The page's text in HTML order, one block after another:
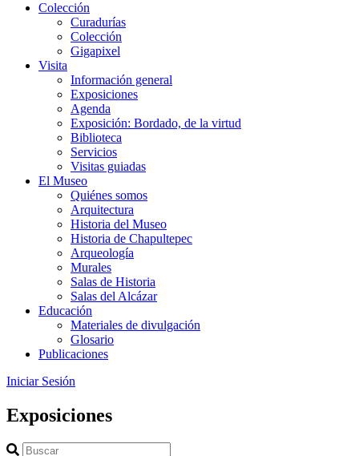
Colección
Curadurías
Colección
Gigapixel
Visita
Información general
Exposiciones
Agenda
Exposición: Bordado, de la virtud
Biblioteca
Servicios
Visitas guiadas
El Museo
Quiénes somos
Arquitectura
Historia del Museo
Historia de Chapultepec
Arqueología
Murales
Salas de Historia
Salas del Alcázar
Educación
Materiales de divulgación
Glosario
Publicaciones
Iniciar Sesión
Exposiciones